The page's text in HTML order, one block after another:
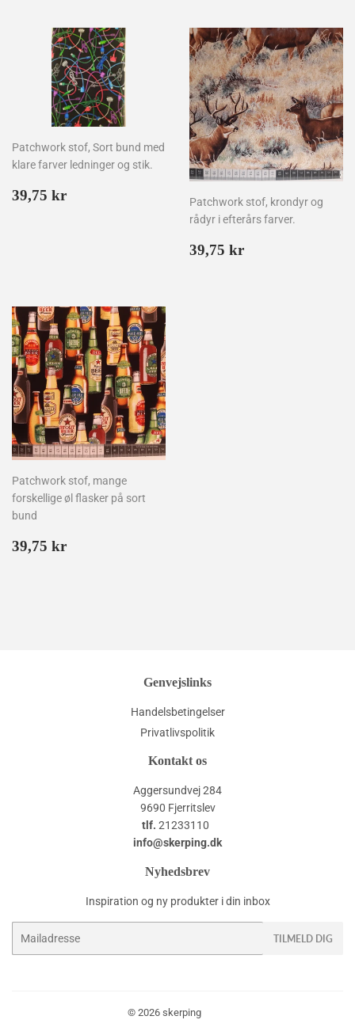
Patchwork stof, Sort bund med
klare farver ledninger og stik.
Normalpris
39,75 kr
Patchwork stof, krondyr og
rådyr i efterårs farver.
Normalpris
39,75 kr
Patchwork stof, mange
forskellige øl flasker på sort
bund
Normalpris
39,75 kr
Genvejslinks
Handelsbetingelser
Privatlivspolitik
Kontakt os
Aggersundvej 284
9690 Fjerritslev
tlf. 21233110
info@skerping.dk
Nyhedsbrev
Inspiration og ny produkter i din inbox
TILMELD DIG
© 2026 skerping